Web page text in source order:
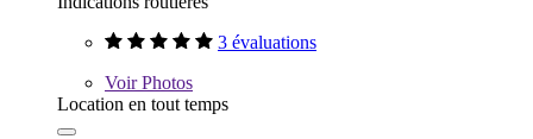
3 évaluations
VoirPhotos
Location en tout temps